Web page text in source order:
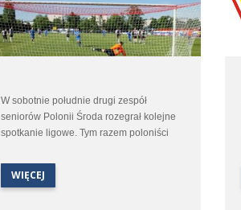
W sobotnie południe drugi zespół
seniorów Polonii Środa rozegrał kolejne
spotkanie ligowe. Tym razem poloniści
tamtejszym Polaninem.
WIĘCEJ